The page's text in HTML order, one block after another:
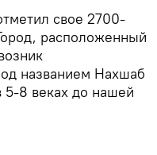
свое 2700-
расположенный
названием Нахшаб
8 веках до нашей